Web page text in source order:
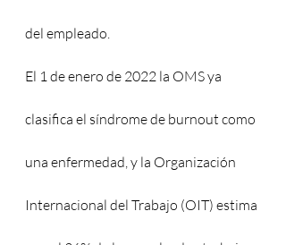
del empleado.
El 1 de enero de 2022 la OMS ya
clasifica el síndrome de burnout como
una enfermedad, y la Organización
Internacional del Trabajo (OIT) estima